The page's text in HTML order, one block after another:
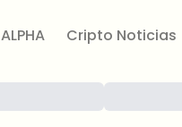
ALPHA Cripto Noticias